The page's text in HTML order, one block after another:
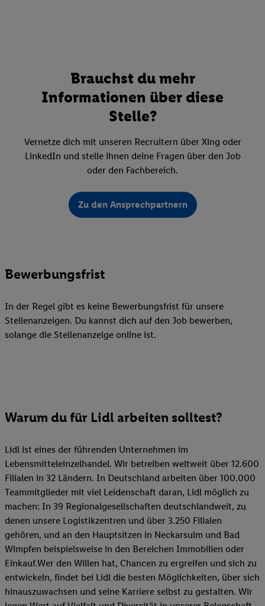
Brauchst du mehr
Informationen über diese
Stelle?
Vernetze dich mit unseren Recruitern über Xing oder
LinkedIn und stelle ihnen deine Fragen über den Job
oder den Fachbereich.
Zu den Ansprechpartnern
Bewerbungsfrist
In der Regel gibt es keine Bewerbungsfrist für unsere
Stellenanzeigen. Du kannst dich auf den Job bewerben,
solange die Stellenanzeige online ist.
Warum du für Lidl arbeiten solltest?
Lidl ist eines der führenden Unternehmen im
Lebensmitteleinzelhandel. Wir betreiben weltweit über 12.600
Filialen in 32 Ländern. In Deutschland arbeiten über 100.000
Teammitglieder mit viel Leidenschaft daran, Lidl möglich zu
machen: In 39 Regionalgesellschaften deutschlandweit, zu
denen unsere Logistikzentren und über 3.250 Filialen
gehören, und an den Hauptsitzen in Neckarsulm und Bad
Wimpfen beispielsweise in den Bereichen Immobilien oder
Einkauf.Wer den Willen hat, Chancen zu ergreifen und sich zu
entwickeln, findet bei Lidl die besten Möglichkeiten, über sich
hinauszuwachsen und seine Karriere selbst zu gestalten. Wir